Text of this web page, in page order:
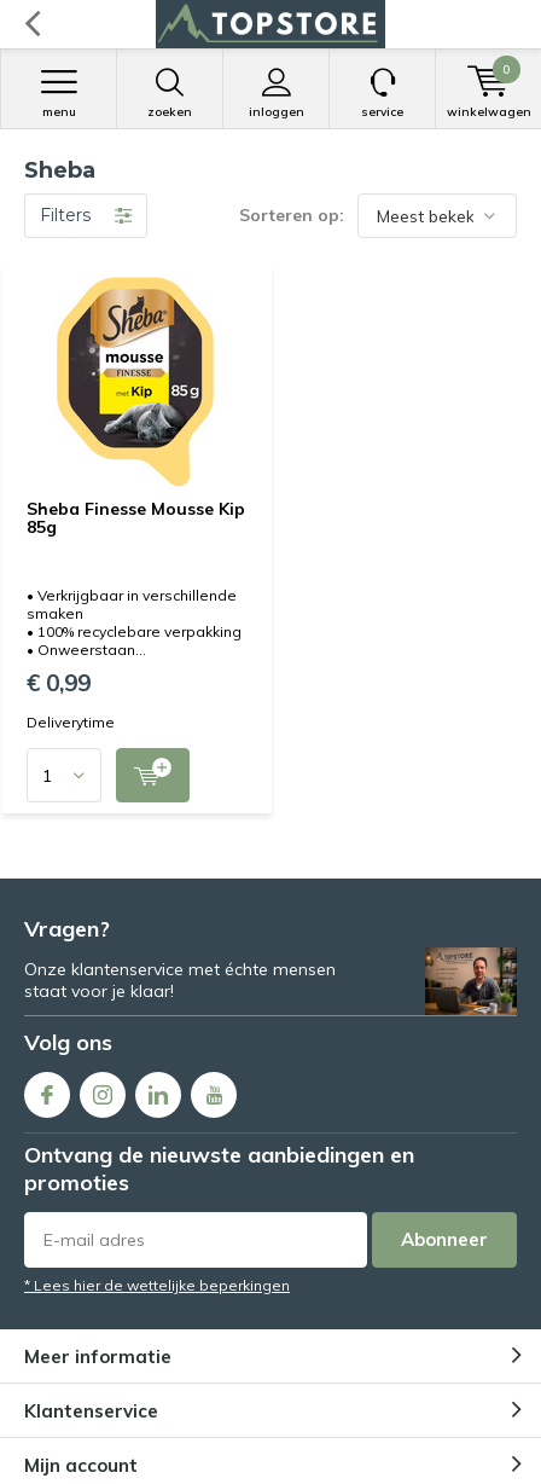
zoeken inloggen
menu service winkelwagen
0
Sheba
Filters Sorteren op:
Sheba Finesse Mousse Kip
85g
• Verkrijgbaar in verschillende
smaken
• 100% recyclebare verpakking
• Onweerstaan...
€ 0,99
Deliverytime
Vragen?
Onze klantenservice met échte mensen
staat voor je klaar!
Volg ons
Ontvang de nieuwste aanbiedingen en
promoties
Abonneer
* Lees hier de wettelijke beperkingen
Meer informatie
Klantenservice
Mijn account